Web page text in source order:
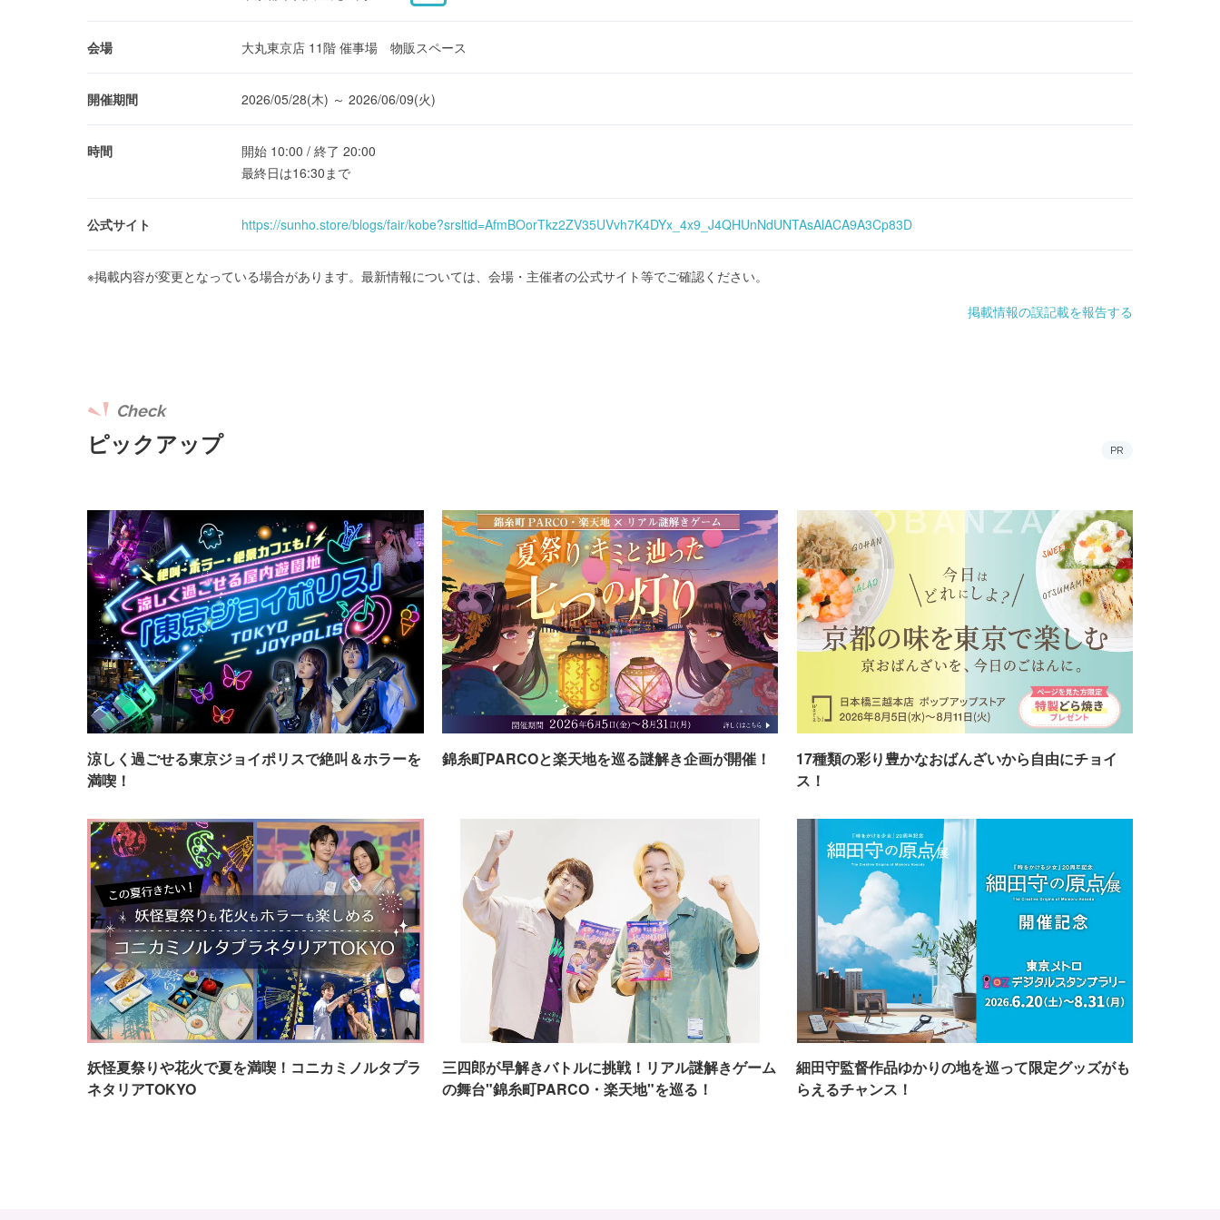
会場 大丸東京店 11階 催事場 物販スペース
開催期間 2026/05/28(木) ～ 2026/06/09(火)
時間
開始 10:00 / 終了 20:00
最終日は16:30まで
公式サイト https://sunho.store/blogs/fair/kobe?srsltid=AfmBOorTkz2ZV35UVvh7K4DYx_4x9_J4QHUnNdUNTAsAlACA9A3Cp83D
※掲載内容が変更となっている場合があります。最新情報については、会場・主催者の公式サイト等でご確認ください。
掲載情報の誤記載を報告する
ピックアップ
Check
PR
涼しく過ごせる東京ジョイポリスで絶叫＆ホラーを
満喫！
錦糸町PARCOと楽天地を巡る謎解き企画が開催！
17種類の彩り豊かなおばんざいから自由にチョイ
ス！
妖怪夏祭りや花火で夏を満喫！コニカミノルタプラ
ネタリアTOKYO
三四郎が早解きバトルに挑戦！リアル謎解きゲーム
の舞台"錦糸町PARCO・楽天地"を巡る！
細田守監督作品ゆかりの地を巡って限定グッズがも
らえるチャンス！